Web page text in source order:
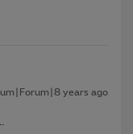
years ago